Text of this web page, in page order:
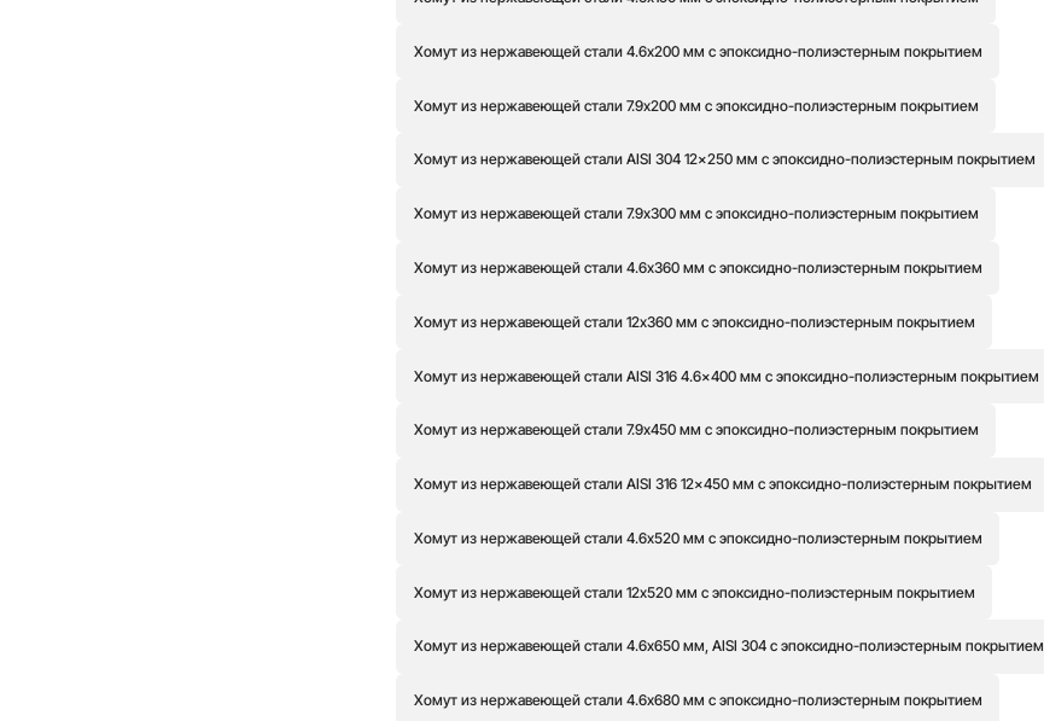
Хомут из нержавеющей стали 4.6x200 мм с эпоксидно-полиэстерным покрытием
Хомут из нержавеющей стали 7.9x200 мм с эпоксидно-полиэстерным покрытием
Хомут из нержавеющей стали AISI 304 12x250 мм с эпоксидно-полиэстерным покрытием
Хомут из нержавеющей стали 7.9x300 мм с эпоксидно-полиэстерным покрытием
Хомут из нержавеющей стали 4.6x360 мм с эпоксидно-полиэстерным покрытием
Хомут из нержавеющей стали 12x360 мм с эпоксидно-полиэстерным покрытием
Хомут из нержавеющей стали AISI 316 4.6x400 мм с эпоксидно-полиэстерным покрытием
Хомут из нержавеющей стали 7.9x450 мм с эпоксидно-полиэстерным покрытием
Хомут из нержавеющей стали AISI 316 12x450 мм с эпоксидно-полиэстерным покрытием
Хомут из нержавеющей стали 4.6x520 мм с эпоксидно-полиэстерным покрытием
Хомут из нержавеющей стали 12x520 мм с эпоксидно-полиэстерным покрытием
Хомут из нержавеющей стали 4.6x650 мм, AISI 304 с эпоксидно-полиэстерным покрытием
Хомут из нержавеющей стали 4.6x680 мм с эпоксидно-полиэстерным покрытием